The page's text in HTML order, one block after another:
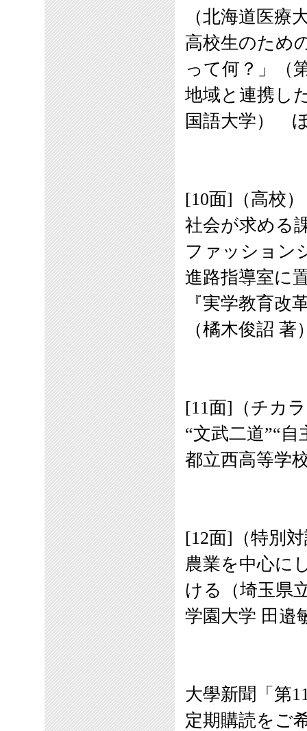
（北海道医療
高校生のため
って何？」（
地域と連携し
国語大学）
[10面]（高校）
社会が求める
ファッション
進路指導室に
『実学教育改
（橘木俊詔
[11面]（チカ
“文武二道”“
都立西高等学
[12面]（特別
農業を中心に
ける（埼玉県
学園大学 田邉
大學新聞「第
定期購読をご